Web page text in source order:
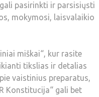
pasirinkti ir parsisiųsti
mokymosi, laisvalaikio
miškai“, kur rasite
tikslias ir detalias
vaistinius preparatus,
Konstitucija“ gali bet